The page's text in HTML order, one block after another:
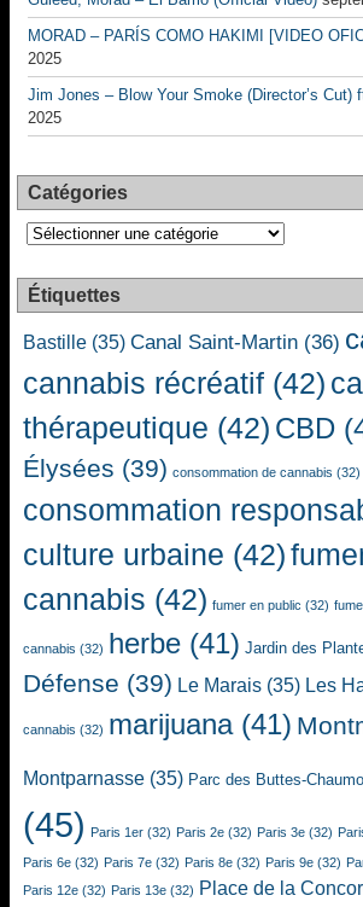
MORAD – PARÍS COMO HAKIMI [VIDEO
2025
Jim Jones – Blow Your Smoke (Director’s Cut)
2025
Catégories
Catégories
Étiquettes
Bastille (35) Canal Saint-Martin (36)
cannabis récréatif (42)
thérapeutique (42) CBD
Élysées (39) consommation de cannabis (32)
consommation
culture urbaine (42)
cannabis (42) fumer en public (32)
cannabis (32) herbe (41) Jardin des
Défense (39) Le Marais (35) Les
cannabis (32) marijuana(41)
Montparnasse (35) Parc des Buttes-
(45) Paris 1er (32) Paris 2e (32) Paris 3e (32)
Paris 6e (32) Paris 7e (32) Paris 8e (32) Paris 9e (32)
Paris 12e (32) Paris 13e (32) Place de la